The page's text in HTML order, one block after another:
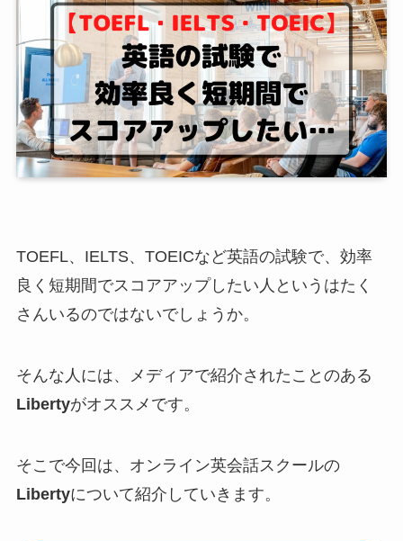
TOEFL、IELTS、TOEICなど英語の試験で、効率
良く短期間でスコアアップしたい人というはたく
さんいるのではないでしょうか。
そんな人には、メディアで紹介されたことのある
Libertyがオススメです。
そこで今回は、オンライン英会話スクールの
Libertyについて紹介していきます。